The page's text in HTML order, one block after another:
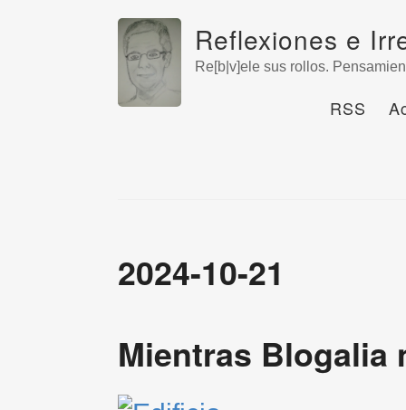
Reflexiones e
Re[b|v]ele sus rollos.
RSS
2024-10-21
Mientras Blogalia